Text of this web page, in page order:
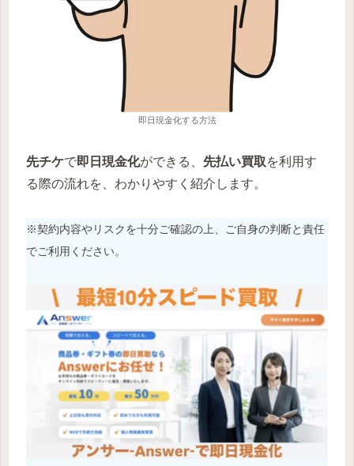
即日現金化する方法
先チケで即日現金化ができる、 先払い買取を利用す
る際の流れを、わかりやすく紹介します。
※契約内容やリスクを十分ご確認の上、ご自身の判断と責任
でご利用ください。